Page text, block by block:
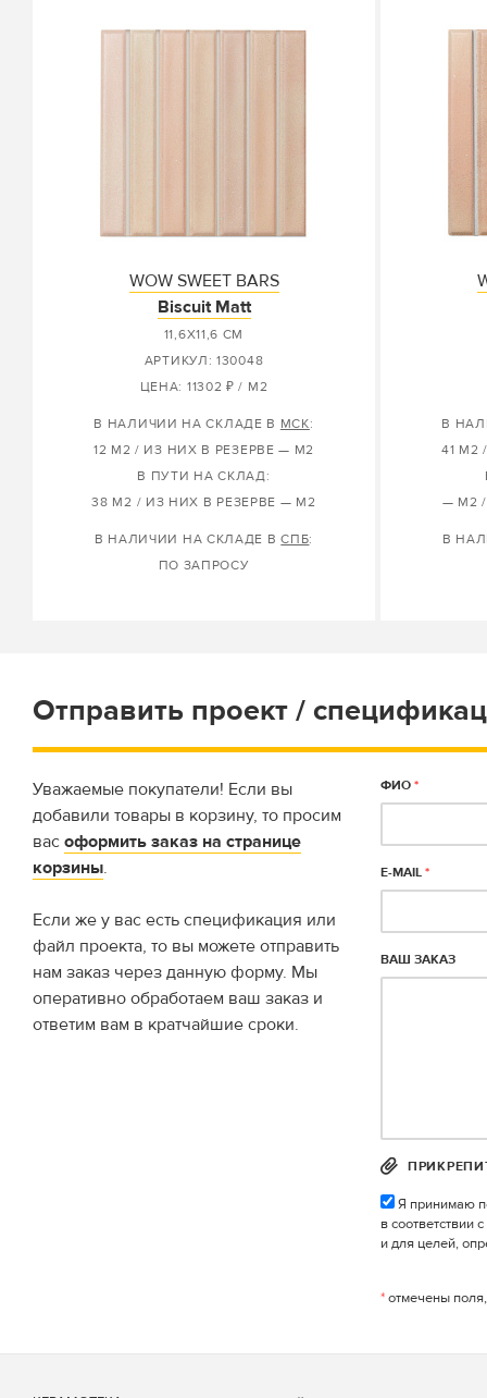
WOW SWEET BARS
Biscuit Matt
11,6X11,6 СМ
АРТИКУЛ: 130048
ЦЕНА: 11302 ₽ / М2
В НАЛИЧИИ НА СКЛАДЕ В МСК:
12 М2 / ИЗ НИХ В РЕЗЕРВЕ — М2
В ПУТИ НА СКЛАД:
38 М2 / ИЗ НИХ В РЕЗЕРВЕ — М2
В НАЛИЧИИ НА СКЛАДЕ ВСПБ:
ПО ЗАПРОСУ
В
41 М2
— М2
В
Отправить проект /
Уважаемые покупатели! Если вы
добавили товары в корзину, то просим
вас оформить заказ на странице
корзины.
Если же у вас есть спецификация или
файл проекта, то вы можете отправить
нам заказ через данную форму. Мы
оперативно обработаем ваш заказ и
ответим вам в кратчайшие сроки.
ФИО *
E-MAIL *
ВАШ ЗАКАЗ
Я принимаю
в
и для целей,
*отмечены